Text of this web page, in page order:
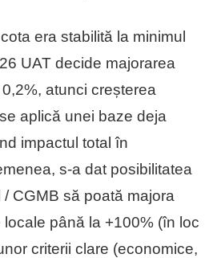
era stabilită la minimul
UAT decide majorarea
atunci creșterea
aplică unei baze deja
impactul total în
s-a dat posibilitatea
CGMB să poată majora
până la +100% (în loc
criterii clare (economice,